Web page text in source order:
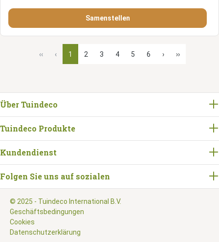
Samenstellen
‹‹ ‹ 1 2 3 4 5 6 › ››
Über Tuindeco
Tuindeco Produkte
Kundendienst
Folgen Sie uns auf sozialen
© 2025 - Tuindeco International B.V.
Geschäftsbedingungen
Cookies
Datenschutzerklärung